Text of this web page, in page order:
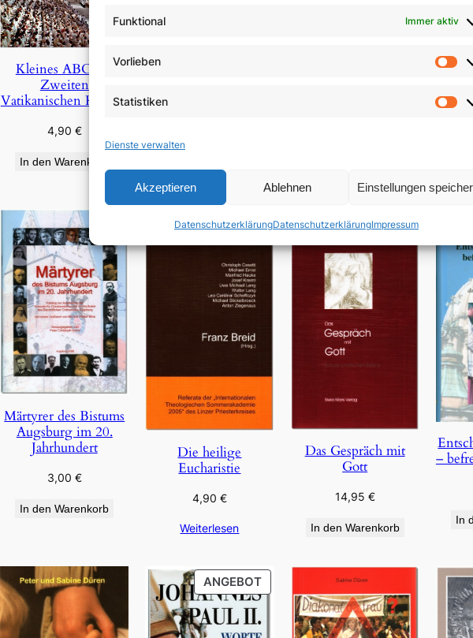
Funktional Immer aktiv
Vorlieben
Statistiken
Dienste verwalten
Akzeptieren Ablehnen Einstellungen
DatenschutzerklärungDatenschutzerklärungImpressum
Kleines ABC des
Zweiten
Vatikanischen Konzils
4,90 €
In den Warenkorb
durch die Hand des
In den Warenkorb
In
Märtyrer des Bistums
Augsburg im 20.
Jahrhundert
3,00 €
In den Warenkorb
Die heilige
Eucharistie
4,90 €
Weiterlesen
Das Gespräch mit
Gott
14,95 €
In den Warenkorb
–
In
ANGEBOTPRODUKT
IM
ANGEBOT